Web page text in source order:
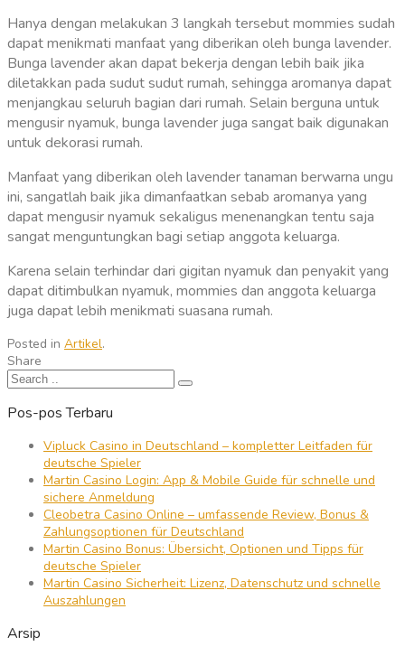
Hanya dengan melakukan 3 langkah tersebut mommies sudah
dapat menikmati manfaat yang diberikan oleh bunga lavender.
Bunga lavender akan dapat bekerja dengan lebih baik jika
diletakkan pada sudut sudut rumah, sehingga aromanya dapat
menjangkau seluruh bagian dari rumah. Selain berguna untuk
mengusir nyamuk, bunga lavender juga sangat baik digunakan
untuk dekorasi rumah.
Manfaat yang diberikan oleh lavender tanaman berwarna ungu
ini, sangatlah baik jika dimanfaatkan sebab aromanya yang
dapat mengusir nyamuk sekaligus menenangkan tentu saja
sangat menguntungkan bagi setiap anggota keluarga.
Karena selain terhindar dari gigitan nyamuk dan penyakit yang
dapat ditimbulkan nyamuk, mommies dan anggota keluarga
juga dapat lebih menikmati suasana rumah.
Posted in Artikel.
Share
Pos-pos Terbaru
Vipluck Casino in Deutschland – kompletter Leitfaden für
deutsche Spieler
Martin Casino Login: App & Mobile Guide für schnelle und
sichere Anmeldung
Cleobetra Casino Online – umfassende Review, Bonus &
Zahlungsoptionen für Deutschland
Martin Casino Bonus: Übersicht, Optionen und Tipps für
deutsche Spieler
Martin Casino Sicherheit: Lizenz, Datenschutz und schnelle
Auszahlungen
Arsip